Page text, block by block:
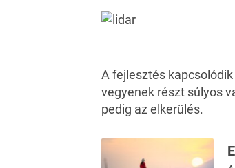
A fejlesztés
vegyenek részt súlyos
pedig az elkerülés.